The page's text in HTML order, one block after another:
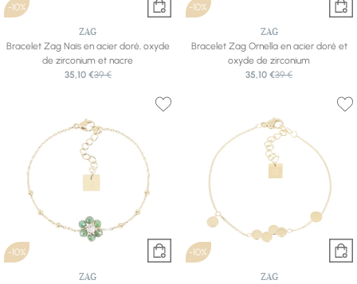
-10%
ZAG
Bracelet Zag Naïs en acier doré, oxyde
de zirconium et nacre
35,10 €39 €
-10%
ZAG
Bracelet Zag Ornella en acier doré et
oxyde de zirconium
35,10 €39 €
-10%
ZAG
-10%
ZAG